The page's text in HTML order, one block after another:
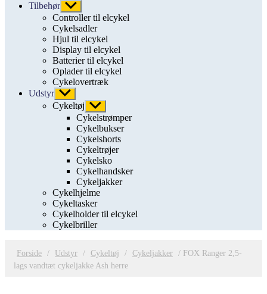
Tilbehør Vis
undermenu
Controller til elcykel
Cykelsadler
Hjul til elcykel
Display til elcykel
Batterier til elcykel
Oplader til elcykel
Cykelovertræk
Udstyr Vis
undermenu
Cykeltøj Vis
undermenu
Cykelstrømper
Cykelbukser
Cykelshorts
Cykeltrøjer
Cykelsko
Cykelhandsker
Cykeljakker
Cykelhjelme
Cykeltasker
Cykelholder til elcykel
Cykelbriller
Forside / Udstyr / Cykeltøj / Cykeljakker / FOX Ranger 2,5-
lags vandtæt cykeljakke Ash herre